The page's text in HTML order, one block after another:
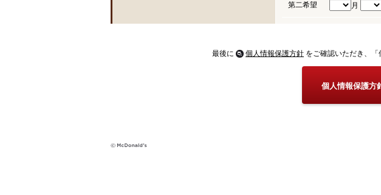
第二希望 月
最後に 個人情報保護方針 をご確認いただき、
個人情報保護方